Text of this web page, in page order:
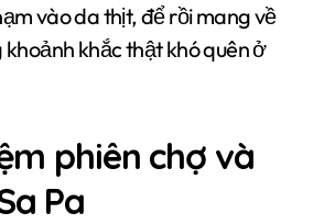
vào da thịt, để rồi mang về
khắc thật khó quên ở
phiên chợ và
Pa